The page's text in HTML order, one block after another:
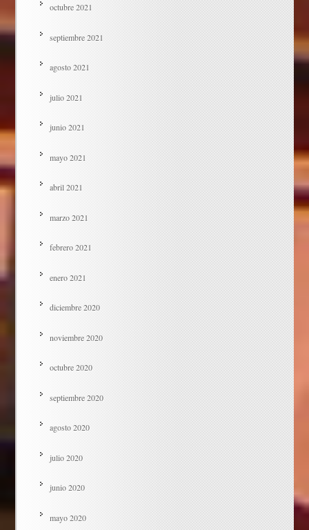
octubre 2021
septiembre 2021
agosto 2021
julio 2021
junio 2021
mayo 2021
abril 2021
marzo 2021
febrero 2021
enero 2021
diciembre 2020
noviembre 2020
octubre 2020
septiembre 2020
agosto 2020
julio 2020
junio 2020
mayo 2020